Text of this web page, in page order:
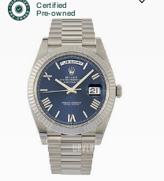
Certified
Pre-owned